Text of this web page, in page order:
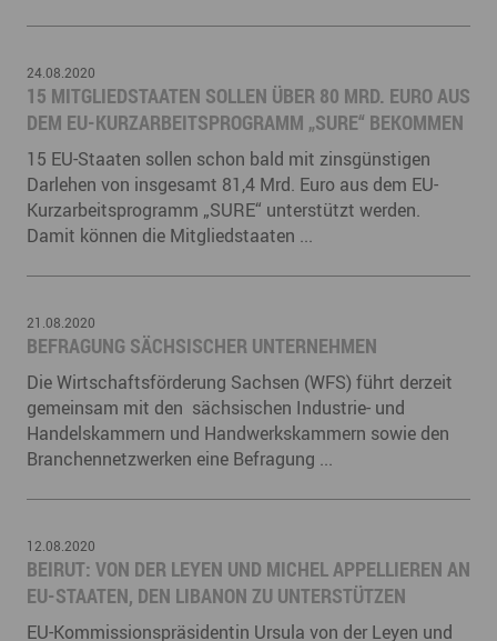
24.08.2020
15 MITGLIEDSTAATEN SOLLEN ÜBER 80 MRD. EURO AUS
DEM EU-KURZARBEITSPROGRAMM „SURE“ BEKOMMEN
15 EU-Staaten sollen schon bald mit zinsgünstigen
Darlehen von insgesamt 81,4 Mrd. Euro aus dem EU-
Kurzarbeitsprogramm „SURE“ unterstützt werden.
Damit können die Mitgliedstaaten ...
21.08.2020
BEFRAGUNG SÄCHSISCHER UNTERNEHMEN
Die Wirtschaftsförderung Sachsen (WFS) führt derzeit
gemeinsam mit den sächsischen Industrie- und
Handelskammern und Handwerkskammern sowie den
Branchennetzwerken eine Befragung ...
12.08.2020
BEIRUT: VON DER LEYEN UND MICHEL APPELLIEREN AN
EU-STAATEN, DEN LIBANON ZU UNTERSTÜTZEN
EU-Kommissionspräsidentin Ursula von der Leyen und